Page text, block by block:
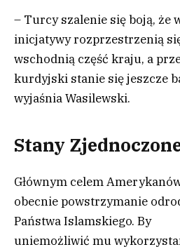
– Turcy szalenie się boją, że
inicjatywy rozprzestrzenią
wschodnią część kraju, a
kurdyjski stanie się jeszcze
wyjaśnia Wasilewski.
Stany
Głównym celem
obecnie powstrzymanie
Państwa Islamskiego. By
uniemożliwić mu